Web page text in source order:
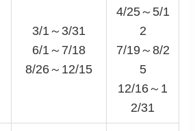
3/1～3/31
6/1～7/18
8/26～12/15
4/25～5/1
2
7/19～8/2
5
12/16～1
2/31